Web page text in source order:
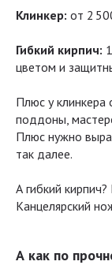
Клинкер: от 2
Гибкий кирпич:
цветом и
Плюс у клинкера
поддоны,
Плюс нужно
так далее.
А гибкий
Канцелярский
А как по